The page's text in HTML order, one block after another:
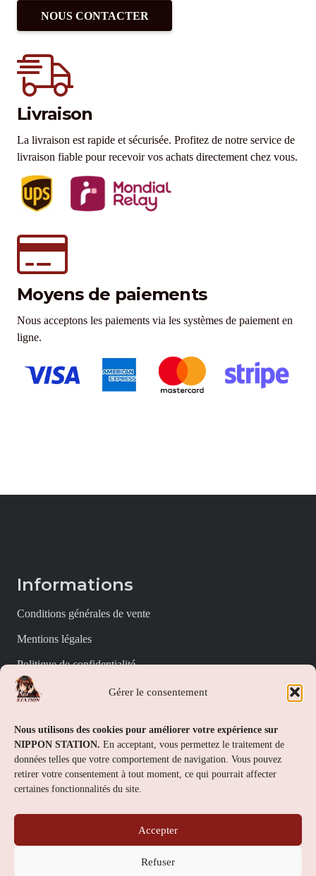
Gérer le consentement
Nous utilisons des cookies pour améliorer votre expérience sur
NIPPON STATION. En acceptant, vous permettez le traitement de
données telles que votre comportement de navigation. Vous pouvez
retirer votre consentement à tout moment, ce qui pourrait affecter
certaines fonctionnalités du site.
Accepter
Refuser
NOUS CONTACTER
Livraison
La livraison est rapide et sécurisée. Profitez de notre service de
livraison fiable pour recevoir vos achats directement chez vous.
Moyens de paiements
Nous acceptons les paiements via les systèmes de paiement en
ligne.
Informations
Conditions générales de vente
Mentions légales
Politique de confidentialité
Politique de cookies (UE)
Nippon Station
À propos
FAQs
Contact